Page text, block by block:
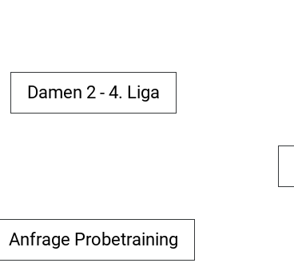
Damen 2 - 4. Liga
Anfrage Probetraining